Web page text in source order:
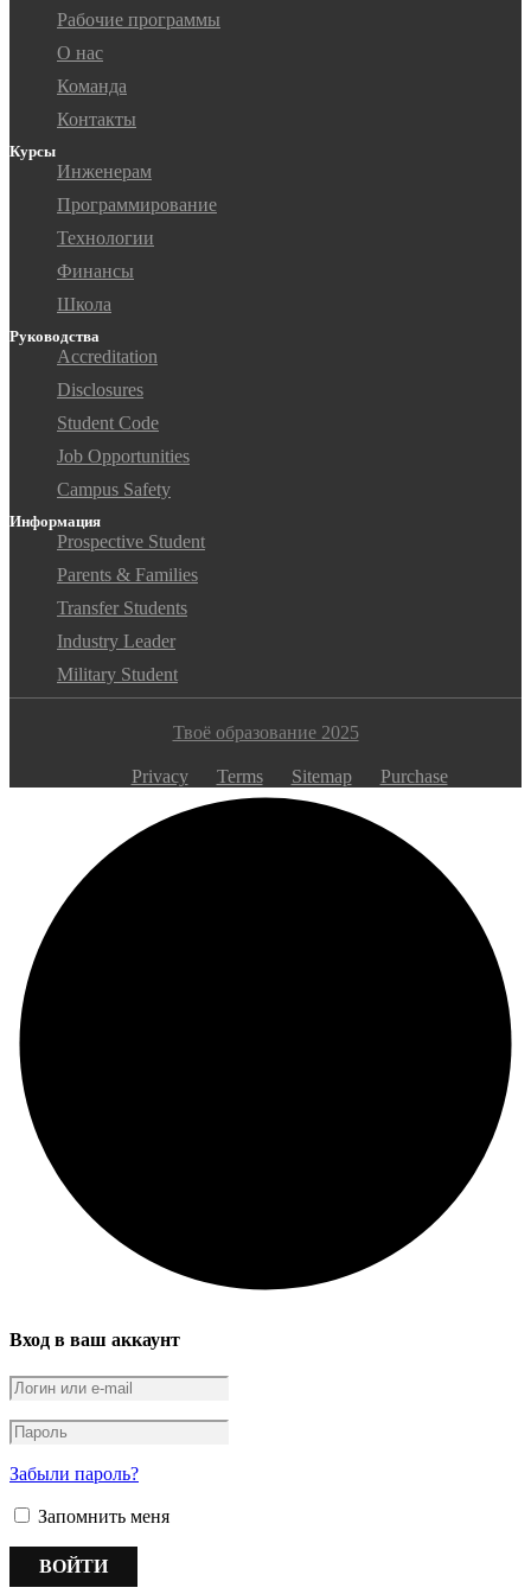
Рабочие программы
О нас
Команда
Контакты
Курсы
Инженерам
Программирование
Технологии
Финансы
Школа
Руководства
Accreditation
Disclosures
Student Code
Job Opportunities
Campus Safety
Информация
Prospective Student
Parents & Families
Transfer Students
Industry Leader
Military Student
Твоё образование 2025
Privacy Terms Sitemap Purchase
Вход в ваш аккаунт
Забыли пароль?
Запомнить меня